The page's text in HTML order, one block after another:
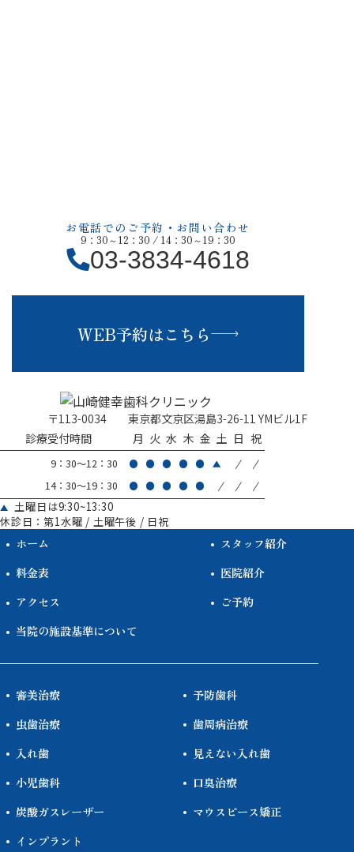
お電話でのご予約・お問い合わせ
9：30～12：30 / 14：30～19：30
03-3834-4618
WEB予約はこちら
〒113-0034
東京都文京区湯島3-26-11 YMビル1F
診療受付時間
月 火 水 木 金 土 日 祝
9：30～12：30 / /
14：30～19：30 / / /
土曜日は9:30~13:30
休診日：第1水曜 / 土曜午後 / 日祝
ホーム
スタッフ紹介
料金表
医院紹介
アクセス
ご予約
当院の施設基準について
審美治療
予防歯科
虫歯治療
歯周病治療
入れ歯
見えない入れ歯
小児歯科
口臭治療
炭酸ガスレーザー
マウスピース矯正
インプラント